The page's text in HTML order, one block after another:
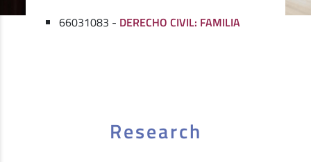
66031083 - DERECHO CIVIL: FAMILIA
Research